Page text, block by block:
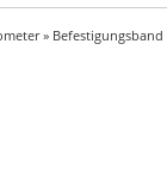
»